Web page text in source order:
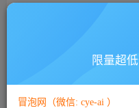
此内容为付费阅读，请付费
限量超
冒泡网（微信: cye-ai ）